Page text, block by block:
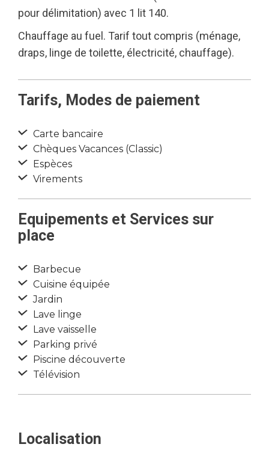
pour délimitation) avec 1 lit 140.
Chauffage au fuel. Tarif tout compris (ménage,
draps, linge de toilette, électricité, chauffage).
Tarifs, Modes de paiement
Carte bancaire
Chèques Vacances (Classic)
Espèces
Virements
Equipements et Services sur
place
Barbecue
Cuisine équipée
Jardin
Lave linge
Lave vaisselle
Parking privé
Piscine découverte
Télévision
Localisation